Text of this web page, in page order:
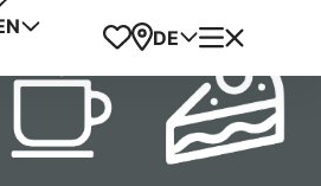
Favoriten
Karte
DE Menü